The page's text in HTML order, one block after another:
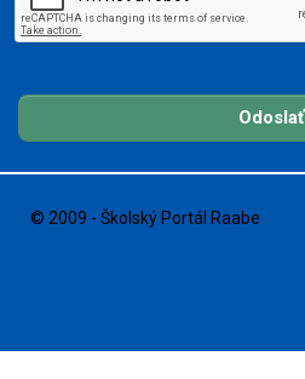
Odoslať
© 2009 - Školský Portál Raabe